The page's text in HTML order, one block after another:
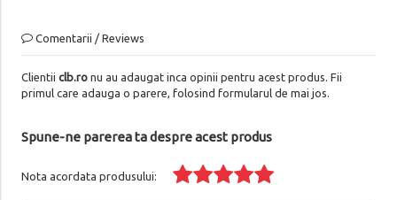
Comentarii / Reviews
Clientii clb.ronu au adaugat inca opinii pentru acest produs. Fii
primul care adauga o parere, folosind formularul de mai jos.
Spune-ne parerea ta despre acest produs
Nota acordata produsului: